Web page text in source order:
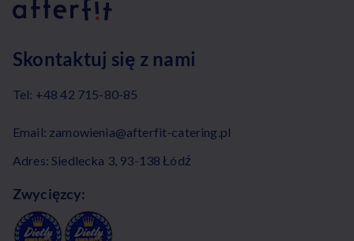
Skontaktuj się z nami
Tel: +48 42 715-80-85
Email: zamowienia@afterfit-catering.pl
Adres: Siedlecka 3, 93-138 Łódź
Zwycięzcy: